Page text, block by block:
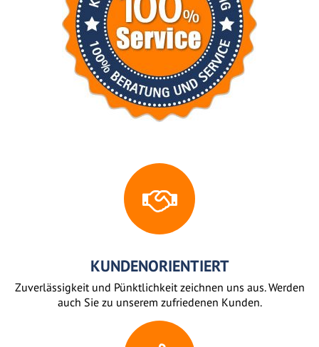
KUNDENORIENTIERT
Zuverlässigkeit und Pünktlichkeit zeichnen uns aus. Werden
auch Sie zu unserem zufriedenen Kunden.